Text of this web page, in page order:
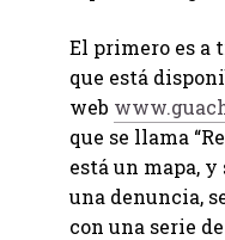
El primero es a
que está
web
que se llama
está un mapa,
una denuncia,
con una serie